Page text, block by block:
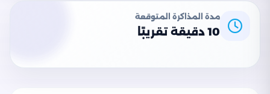
مدة المذاكرة المتوقعة
10 دقيقة تقريبًا